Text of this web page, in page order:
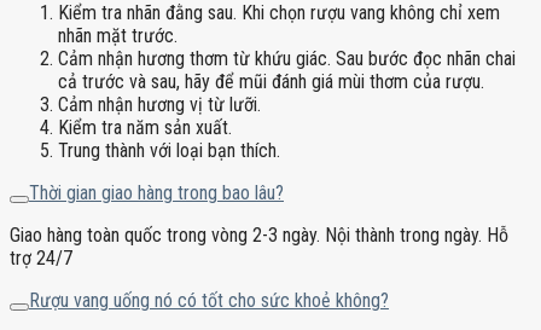
Kiểm tra nhãn đằng sau. Khi chọn rượu vang không chỉ xem
nhãn mặt trước.
Cảm nhận hương thơm từ khứu giác. Sau bước đọc nhãn chai
cả trước và sau, hãy để mũi đánh giá mùi thơm của rượu.
Cảm nhận hương vị từ lưỡi.
Kiểm tra năm sản xuất.
Trung thành với loại bạn thích.
Thời gian giao hàng trong bao lâu?
Giao hàng toàn quốc trong vòng 2-3 ngày. Nội thành trong ngày. Hỗ
trợ 24/7
Rượu vang uống nó có tốt cho sức khoẻ không?